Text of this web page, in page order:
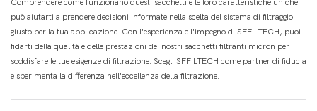
Comprendere come funzionano questi sacchetti e le loro caratteristiche uniche
può aiutarti a prendere decisioni informate nella scelta del sistema di filtraggio
giusto per la tua applicazione. Con l'esperienza e l'impegno di SFFILTECH, puoi
fidarti della qualità e delle prestazioni dei nostri sacchetti filtranti micron per
soddisfare le tue esigenze di filtrazione. Scegli SFFILTECH come partner di fiducia
e sperimenta la differenza nell'eccellenza della filtrazione.